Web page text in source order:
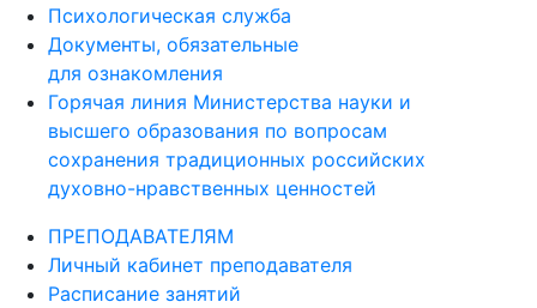
Психологическая служба
Документы, обязательные
для ознакомления
Горячая линия Министерства науки и
высшего образования по вопросам
сохранения традиционных российских
духовно-нравственных ценностей
ПРЕПОДАВАТЕЛЯМ
Личный кабинет преподавателя
Расписание занятий